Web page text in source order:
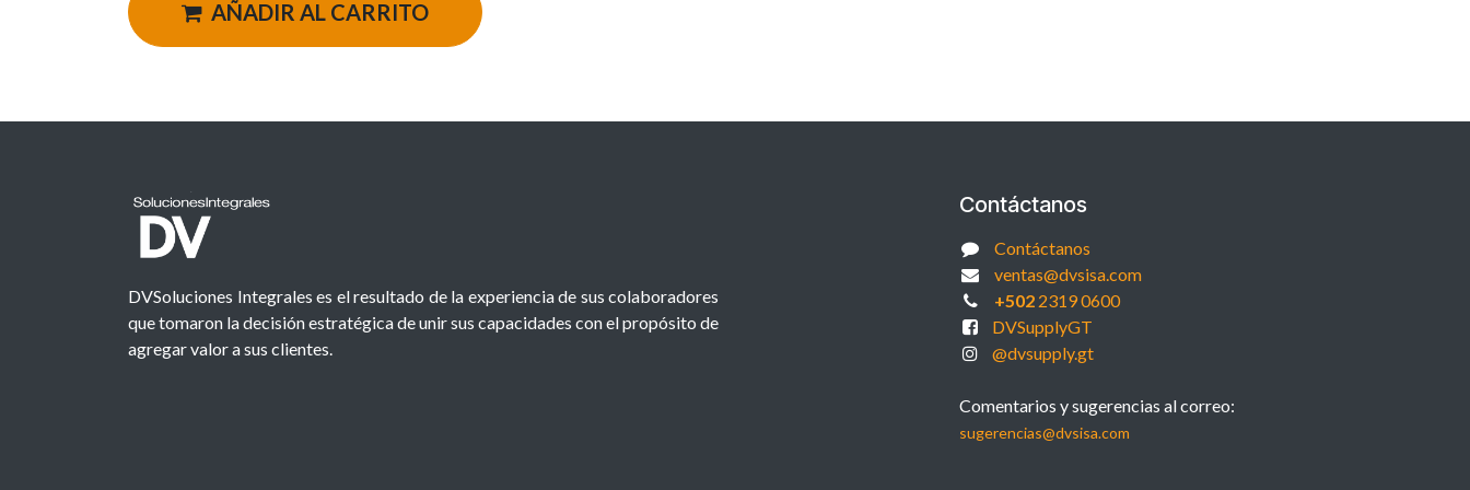
AÑADIR AL CARRITO
DVSoluciones Integrales es el resultado de la experiencia de sus colaboradores
que tomaron la decisión estratégica de unir sus capacidades con el propósito de
agregar valor a sus clientes.
Contáctanos
Contáctanos
ventas@dvsisa.com
+5022319 0600
DVSupplyGT
@dvsupply.gt
Comentarios y sugerencias al correo:
sugerencias@dvsisa.com